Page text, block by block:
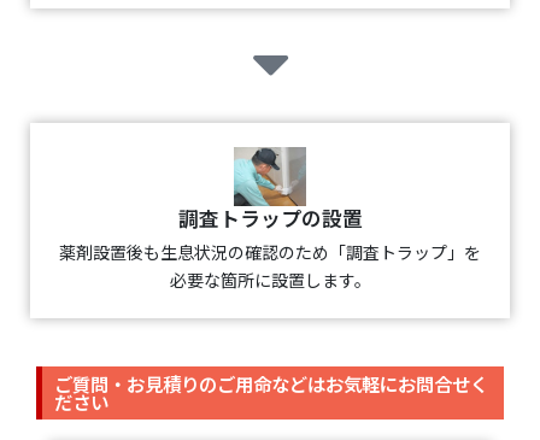
調査トラップの設置
薬剤設置後も生息状況の確認のため「調査トラップ」を
必要な箇所に設置します。
ご質問・お見積りのご用命などはお気軽にお問合せく
ださい